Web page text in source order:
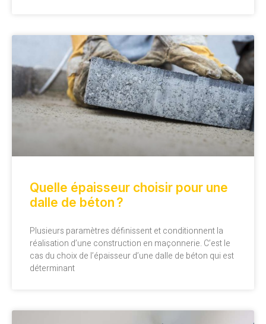
Quelle épaisseur choisir pour une
dalle de béton ?
Plusieurs paramètres définissent et conditionnent la
réalisation d’une construction en maçonnerie. C’est le
cas du choix de l’épaisseur d’une dalle de béton qui est
déterminant